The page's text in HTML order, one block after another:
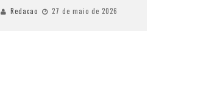
Redacao 27 de maio de 2026